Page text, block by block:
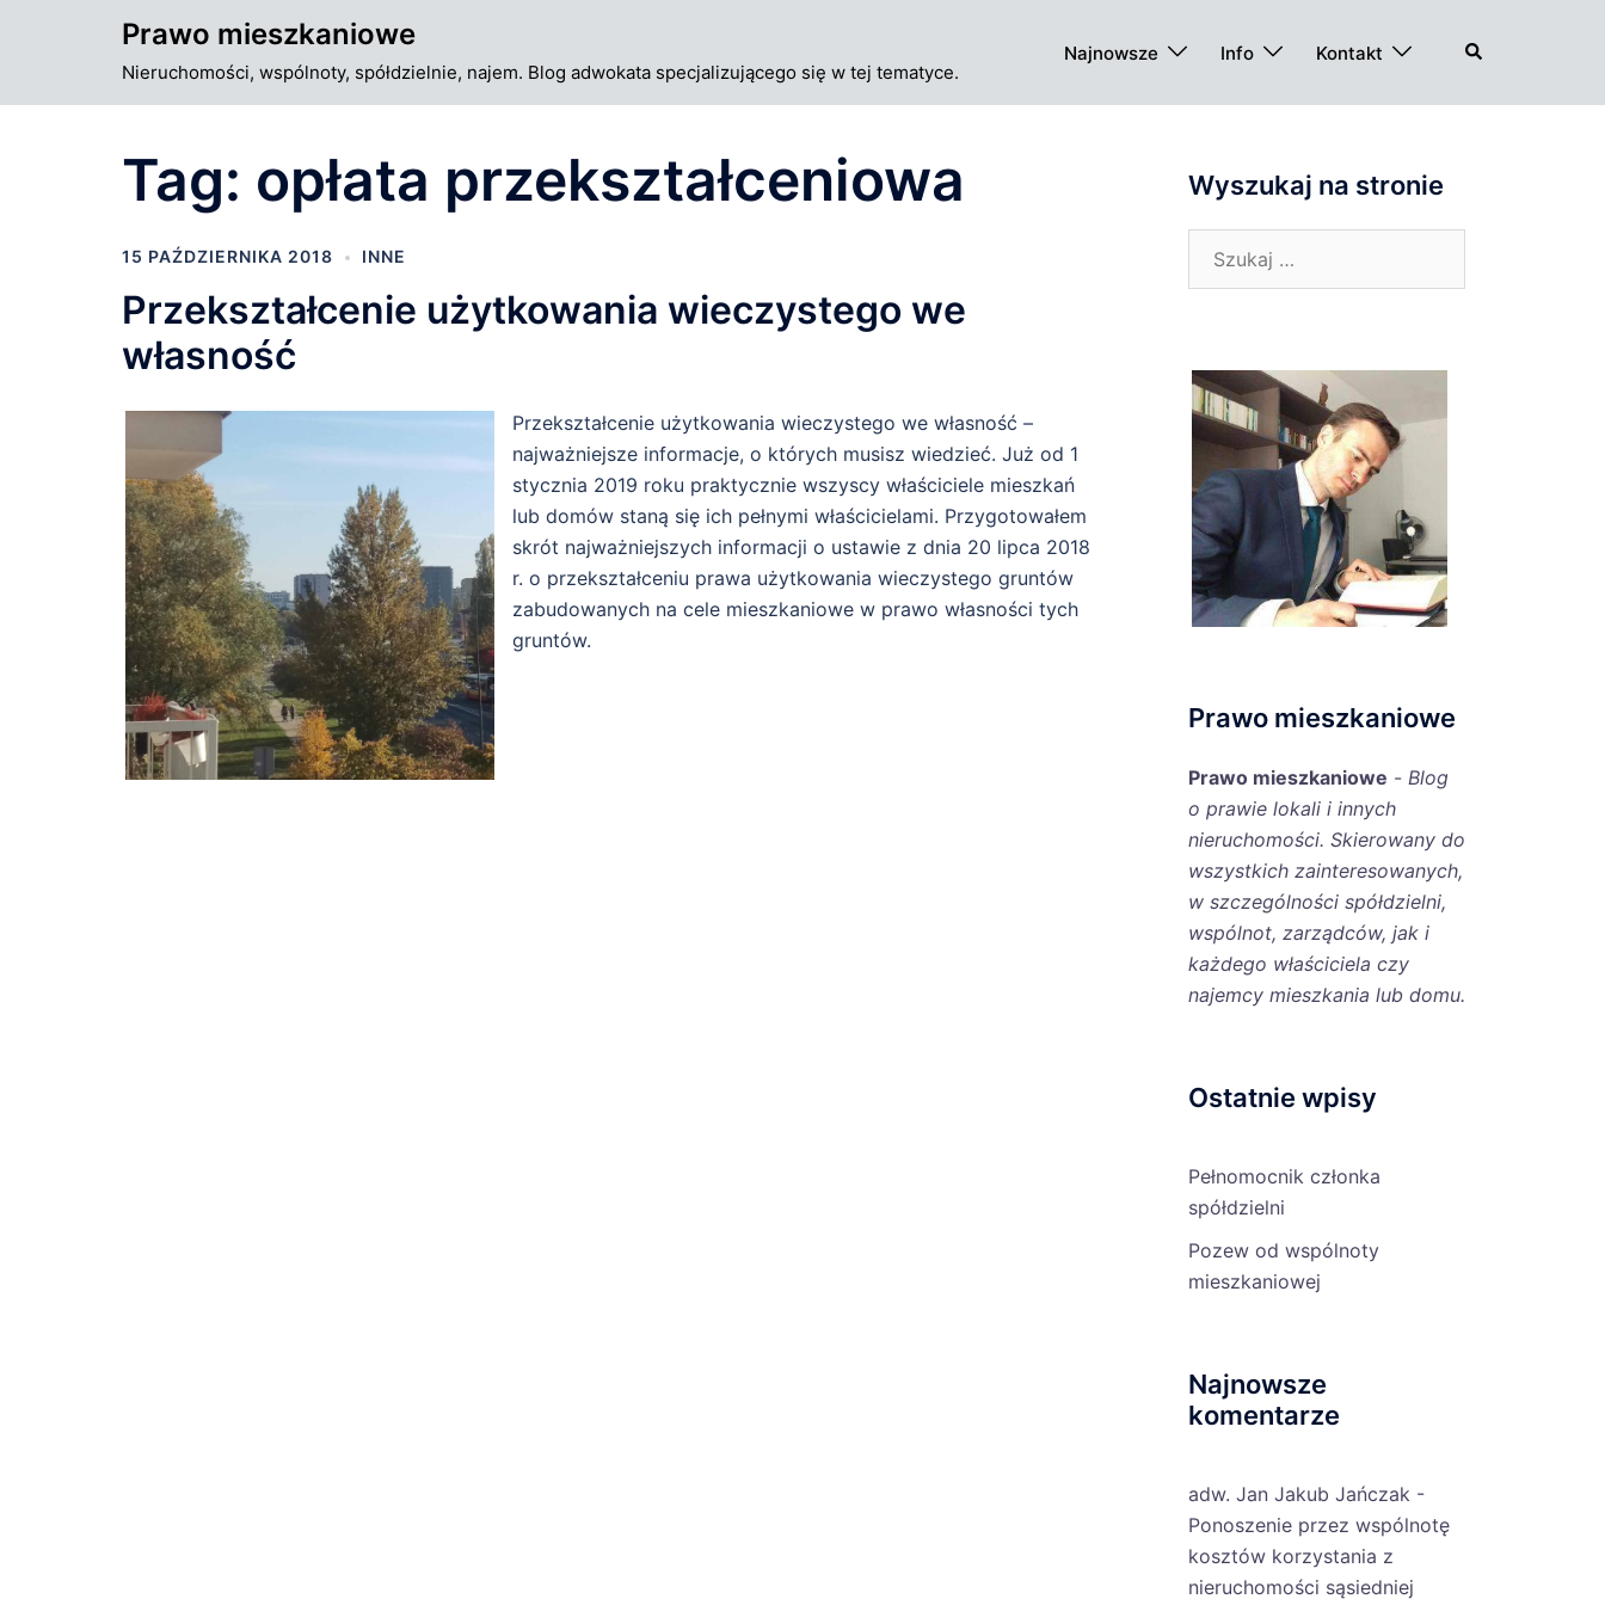
Prawo mieszkaniowe
Nieruchomości, wspólnoty, spółdzielnie, najem. Blog adwokata specjalizującego się w tej tematyce.
Najnowsze Info Kontakt Szukaj
Tag: opłata przekształceniowa
15 PAŹDZIERNIKA 2018 INNE
Przekształcenie użytkowania wieczystego we
własność
Przekształcenie użytkowania wieczystego we własność –
najważniejsze informacje, o których musisz wiedzieć. Już od 1
stycznia 2019 roku praktycznie wszyscy właściciele mieszkań
lub domów staną się ich pełnymi właścicielami. Przygotowałem
skrót najważniejszych informacji o ustawie z dnia 20 lipca 2018
r. o przekształceniu prawa użytkowania wieczystego gruntów
zabudowanych na cele mieszkaniowe w prawo własności tych
gruntów.
Wyszukaj na stronie
Prawo mieszkaniowe
Prawo mieszkaniowe - Blog
o prawie lokali i innych
nieruchomości. Skierowany do
wszystkich zainteresowanych,
w szczególności spółdzielni,
wspólnot, zarządców, jak i
każdego właściciela czy
najemcy mieszkania lub domu.
Ostatnie wpisy
Pełnomocnik członka
spółdzielni
Pozew od wspólnoty
mieszkaniowej
Najnowsze
komentarze
adw. Jan Jakub Jańczak -
Ponoszenie przez wspólnotę
kosztów korzystania z
nieruchomości sąsiedniej